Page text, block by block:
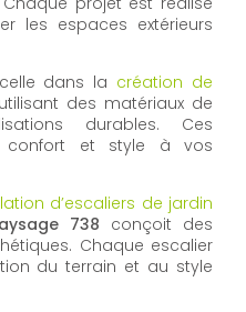
les espaces extérieurs
dans la création de
des matériaux de
durables. Ces
confort et style à vos
d’escaliers de jardin
738 conçoit des
Chaque escalier
du terrain et au style